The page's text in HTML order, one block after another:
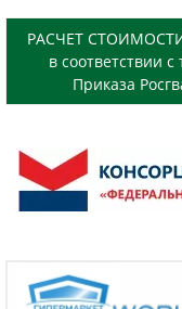
РАСЧЕТ
в соответствии
Приказа